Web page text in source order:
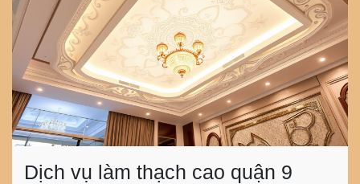
Dịch vụ làm thạch cao quận 9